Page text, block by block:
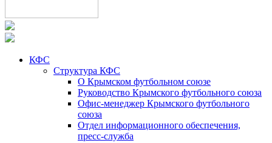
КФС
Структура КФС
О Крымском футбольном союзе
Руководство Крымского футбольного союза
Офис-менеджер Крымского футбольного
союза
Отдел информационного обеспечения,
пресс-служба